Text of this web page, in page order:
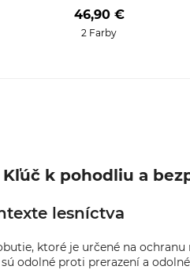
46,90 €
2 Farby
k pohodliu a
lesníctva
ktoré je určené na
odolné proti prerazení a